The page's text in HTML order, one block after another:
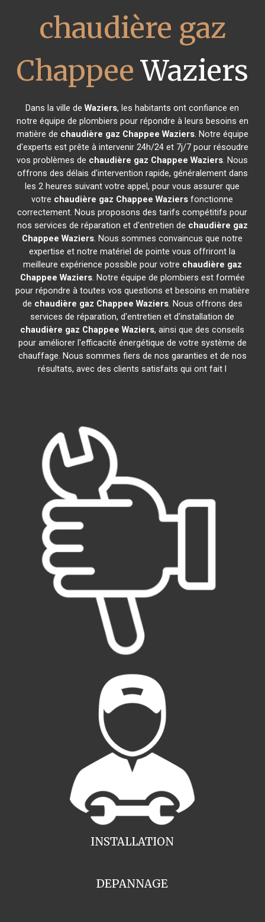
chaudière gaz
Chappee Waziers
Dans la ville deWaziers, les habitants ont confiance en
notre équipe de plombiers pour répondre à leurs besoins en
matière de chaudière gaz Chappee Waziers. Notre équipe
d'experts est prête à intervenir 24h/24 et 7j/7 pour résoudre
vos problèmes de chaudière gaz Chappee Waziers. Nous
offrons des délais d'intervention rapide, généralement dans
les 2 heures suivant votre appel, pour vous assurer que
votre chaudière gaz Chappee Waziers fonctionne
correctement. Nous proposons des tarifs compétitifs pour
nos services de réparation et d'entretien de chaudière gaz
Chappee Waziers. Nous sommes convaincus que notre
expertise et notre matériel de pointe vous offriront la
meilleure expérience possible pour votre chaudière gaz
Chappee Waziers. Notre équipe de plombiers est formée
pour répondre à toutes vos questions et besoins en matière
de chaudière gaz Chappee Waziers. Nous offrons des
services de réparation, d'entretien et d'installation de
chaudière gaz Chappee Waziers, ainsi que des conseils
pour améliorer l'efficacité énergétique de votre système de
chauffage. Nous sommes fiers de nos garanties et de nos
résultats, avec des clients satisfaits qui ont fait l
INSTALLATION
DEPANNAGE